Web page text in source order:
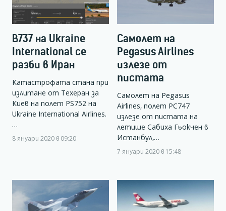
B737 на Ukraine
International се
разби в Иран
Катастрофата стана при
излитане от Техеран за
Киев на полет PS752 на
Ukraine International Airlines.
…
8 януари 2020 в 09:20
Самолет на
Pegasus Airlines
излезе от
пистата
Самолет на Pegasus
Airlines, полет PC747
излезе от пистата на
летище Сабиха Гьокчен в
Истанбул,…
7 януари 2020 в 15:48